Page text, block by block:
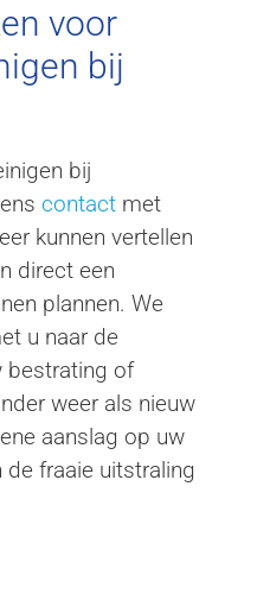
voor
bij
bij
contact met
kunnen vertellen
direct een
plannen. We
u naar de
bestrating of
weer als nieuw
aanslag op uw
fraaie uitstraling